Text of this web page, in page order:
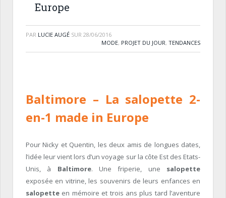
Europe
PAR LUCIE AUGÉ SUR 28/06/2016
MODE, PROJET DU JOUR, TENDANCES
Baltimore – La salopette 2-
en-1 made in Europe
Pour Nicky et Quentin, les deux amis de longues dates,
l’idée leur vient lors d’un voyage sur la côte Est des Etats-
Unis, à Baltimore. Une friperie, une salopette
exposée en vitrine, les souvenirs de leurs enfances en
salopette en mémoire et trois ans plus tard l’aventure